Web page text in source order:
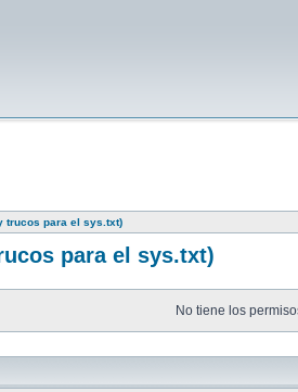
trucos para el sys.txt)
para el sys.txt)
No tiene los